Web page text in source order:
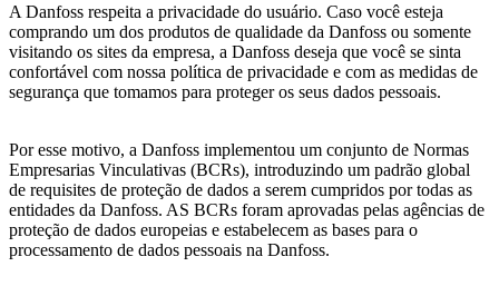
A Danfoss respeita a privacidade do usuário. Caso você esteja
comprando um dos produtos de qualidade da Danfoss ou somente
visitando os sites da empresa, a Danfoss deseja que você se sinta
confortável com nossa política de privacidade e com as medidas de
segurança que tomamos para proteger os seus dados pessoais.
Por esse motivo, a Danfoss implementou um conjunto de Normas
Empresarias Vinculativas (BCRs), introduzindo um padrão global
de requisites de proteção de dados a serem cumpridos por todas as
entidades da Danfoss. AS BCRs foram aprovadas pelas agências de
proteção de dados europeias e estabelecem as bases para o
processamento de dados pessoais na Danfoss.